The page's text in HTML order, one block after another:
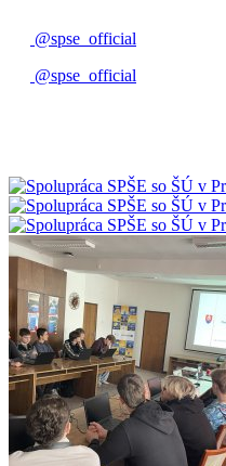
@spse_official
@spse_official